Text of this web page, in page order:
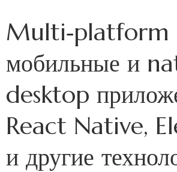
Multi‑platform
мобильные и
desktop
React Native,
и другие